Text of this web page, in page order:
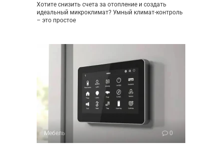
Хотите снизить счета за отопление и создать
идеальный микроклимат? Умный климат-контроль
– это простое
Мебель 0